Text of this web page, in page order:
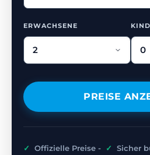
ERWACHSENE
PREISE
✓ Offizielle Preise - ✓ Sicher